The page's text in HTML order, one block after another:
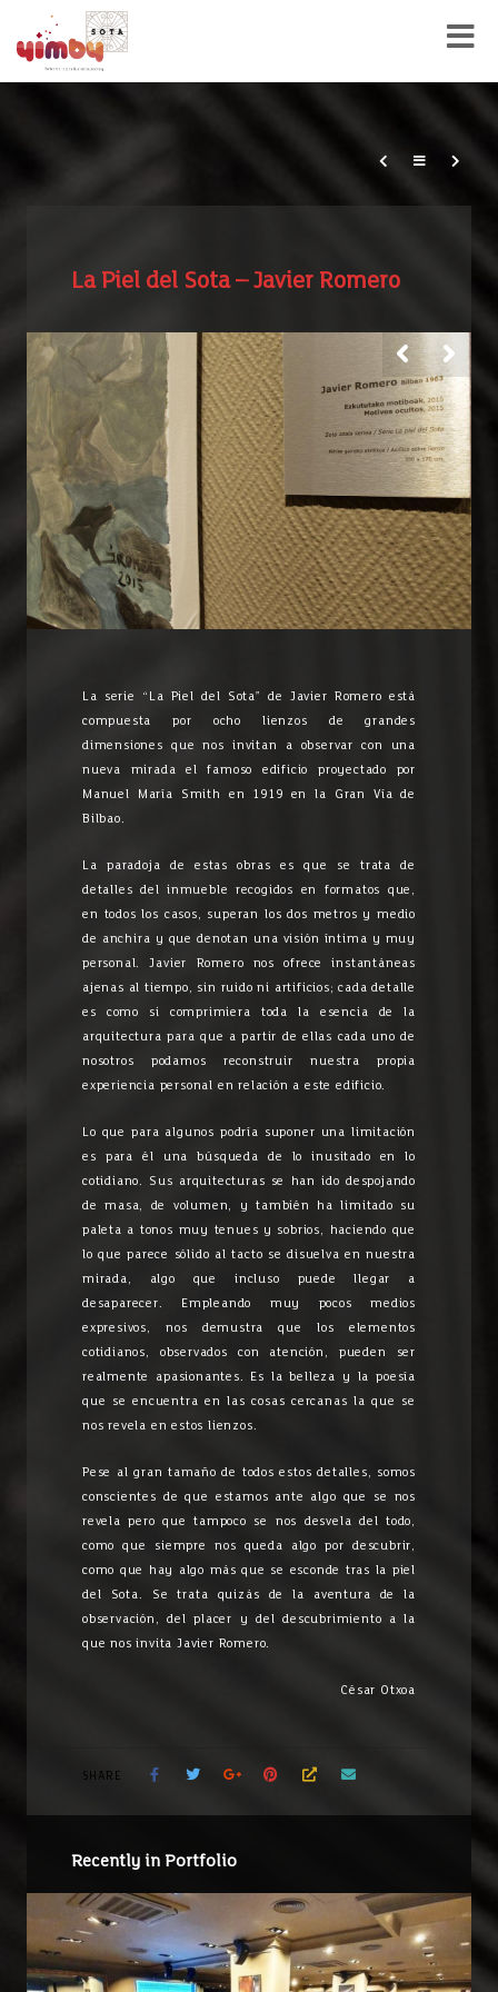
La Piel del Sota – Javier Romero
La serie “La Piel del Sota” de Javier Romero está
compuesta por ocho lienzos de grandes
dimensiones que nos invitan a observar con una
nueva mirada el famoso edificio proyectado por
Manuel María Smith en 1919 en la Gran Vía de
Bilbao.
La paradoja de estas obras es que se trata de
detalles del inmueble recogidos en formatos que,
en todos los casos, superan los dos metros y medio
de anchira y que denotan una visión íntima y muy
personal. Javier Romero nos ofrece instantáneas
ajenas al tiempo, sin ruido ni artificios; cada detalle
es como si comprimiera toda la esencia de la
arquitectura para que a partir de ellas cada uno de
nosotros podamos reconstruir nuestra propia
experiencia personal en relación a este edificio.
Lo que para algunos podría suponer una limitación
es para él una búsqueda de lo inusitado en lo
cotidiano. Sus arquitecturas se han ido despojando
de masa, de volumen, y también ha limitado su
paleta a tonos muy tenues y sobrios, haciendo que
lo que parece sólido al tacto se disuelva en nuestra
mirada, algo que incluso puede llegar a
desaparecer. Empleando muy pocos medios
expresivos, nos demustra que los elementos
cotidianos, observados con atención, pueden ser
realmente apasionantes. Es la belleza y la poesía
que se encuentra en las cosas cercanas la que se
nos revela en estos lienzos.
Pese al gran tamaño de todos estos detalles, somos
conscientes de que estamos ante algo que se nos
revela pero que tampoco se nos desvela del todo,
como que siempre nos queda algo por descubrir,
como que hay algo más que se esconde tras la piel
del Sota. Se trata quizás de la aventura de la
observación, del placer y del descubrimiento a la
que nos invita Javier Romero.
César Otxoa
SHARE
Recently in Portfolio